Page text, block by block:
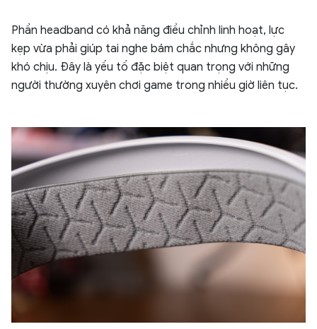
Phần headband có khả năng điều chỉnh linh hoạt, lực
kẹp vừa phải giúp tai nghe bám chắc nhưng không gây
khó chịu. Đây là yếu tố đặc biệt quan trọng với những
người thường xuyên chơi game trong nhiều giờ liên tục.